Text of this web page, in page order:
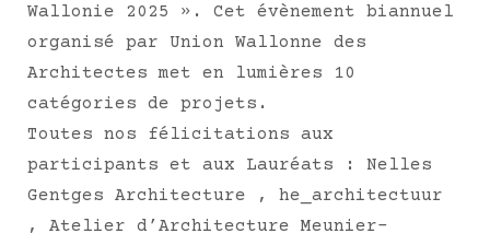
Wallonie 2025 ». Cet évènement biannuel
organisé par Union Wallonne des
Architectes met en lumières 10
catégories de projets.
Toutes nos félicitations aux
participants et aux Lauréats : Nelles
Gentges Architecture , he_architectuur
, Atelier d’Architecture Meunier-